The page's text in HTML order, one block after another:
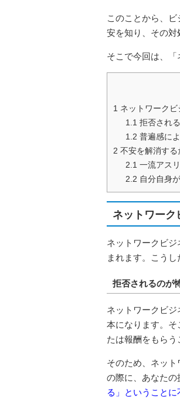
このことから、
安を知り、その対
そこで今回は、「
1 ネットワーク
1.1 拒否され
1.2 普遍感に
2 不安を解消する
2.1 一流アス
2.2 自分自身
ネットワーク
ネットワークビ
まれます。こう
拒否されるのが
ネットワークビ
本になります。
たは報酬をもらう
そのため、ネッ
の際に、あなたの
る」ということに